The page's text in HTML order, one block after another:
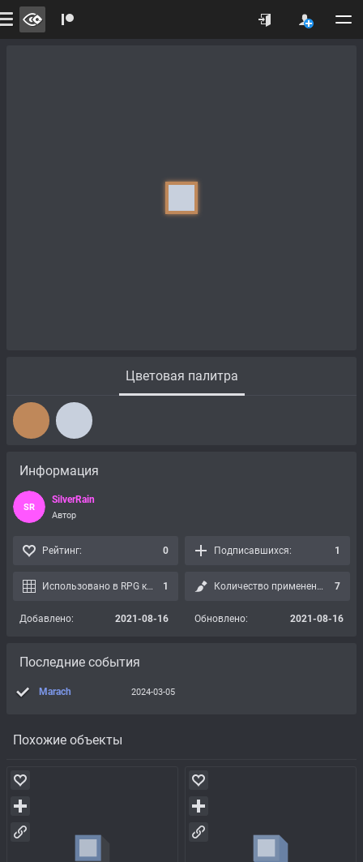
Цветовая палитра
Похожие объекты
Информация
SR
SilverRain
Автор
Рейтинг: 0 Подписавшихся: 1
Использовано в RPG картах: 1 Количество применений: 7
Добавлено: 2021-08-16 Обновлено: 2021-08-16
Последние события
Marach 2024-03-05